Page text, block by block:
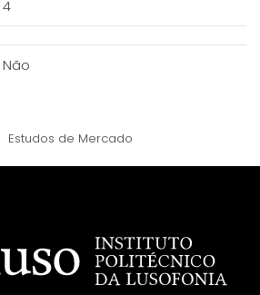
4
Não
Estudos de Mercado